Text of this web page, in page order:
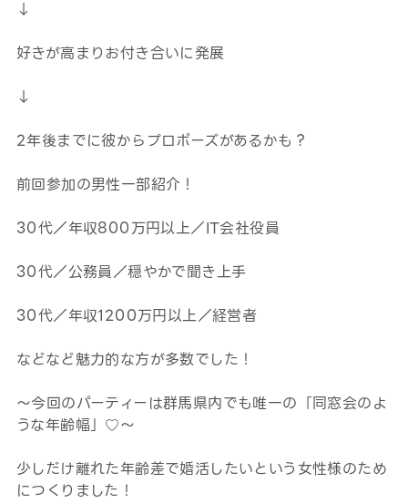
↓
好きが高まりお付き合いに発展
↓
2年後までに彼からプロポーズがあるかも？
前回参加の男性一部紹介！
30代／年収800万円以上／IT会社役員
30代／公務員／穏やかで聞き上手
30代／年収1200万円以上／経営者
などなど魅力的な方が多数でした！
～今回のパーティーは群馬県内でも唯一の「同窓会のよ
うな年齢幅」♡～
少しだけ離れた年齢差で婚活したいという女性様のため
につくりました！